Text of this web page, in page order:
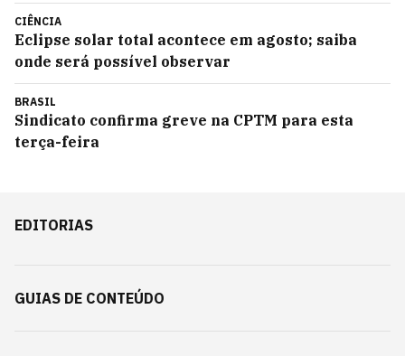
CIÊNCIA
Eclipse solar total acontece em agosto; saiba
onde será possível observar
BRASIL
Sindicato confirma greve na CPTM para esta
terça-feira
EDITORIAS
GUIAS DE CONTEÚDO